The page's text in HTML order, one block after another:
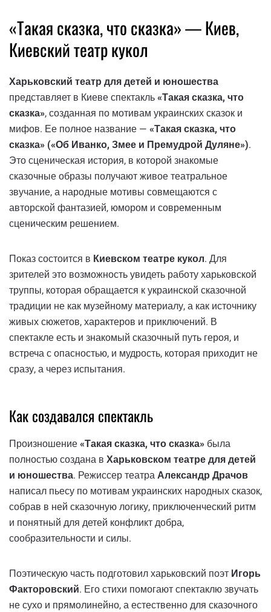
«Такая сказка, что сказка» — Киев,
Киевский театр кукол
Харьковский театр для детей и юношества
представляет в Киеве спектакль «Такая сказка, что
сказка», созданная по мотивам украинских сказок и
мифов. Ее полное название — «Такая сказка, что
сказка» («Об Иванко, Змее и Премудрой Дуляне»).
Это сценическая история, в которой знакомые
сказочные образы получают живое театральное
звучание, а народные мотивы совмещаются с
авторской фантазией, юмором и современным
сценическим решением.
Показ состоится в Киевском театре кукол. Для
зрителей это возможность увидеть работу харьковской
труппы, которая обращается к украинской сказочной
традиции не как музейному материалу, а как источнику
живых сюжетов, характеров и приключений. В
спектакле есть и знакомый сказочный путь героя, и
встреча с опасностью, и мудрость, которая приходит не
сразу, а через испытания.
Как создавался спектакль
Произношение «Такая сказка, что сказка» была
полностью создана в Харьковском театре для детей
и юношества. Режиссер театра Александр Драчов
написал пьесу по мотивам украинских народных сказок,
собрав в ней сказочную логику, приключенческий ритм
и понятный для детей конфликт добра,
сообразительности и силы.
Поэтическую часть подготовил харьковский поэт Игорь
Факторовский. Его стихи помогают спектаклю звучать
не сухо и прямолинейно, а естественно для сказочного